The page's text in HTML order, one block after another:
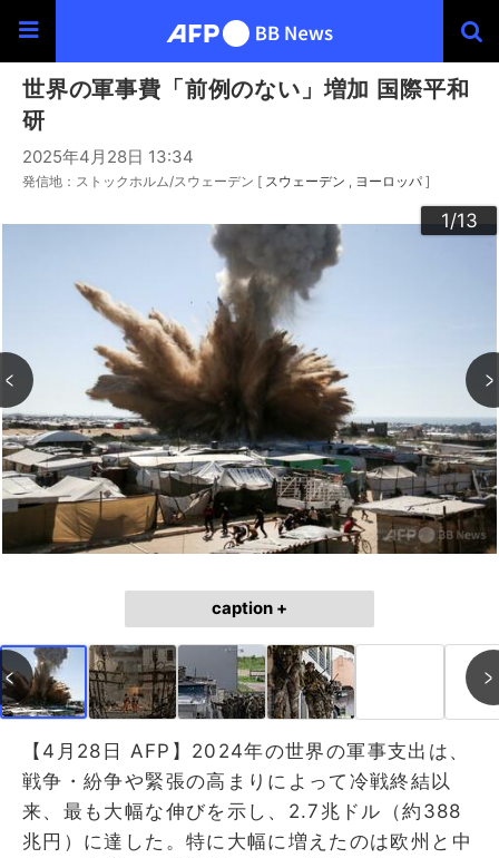
世界の軍事費「前例のない」増加 国際平和
研
2025年4月28日 13:34
発信地：ストックホルム/スウェーデン [ スウェーデン ヨーロッパ ]
1/13
2/13
3/13
4/13
5/13
6/13
7/13
8/13
9/13
10/13
11/13
12/13
13/13
caption +
【4月28日 AFP】2024年の世界の軍事支出は、
戦争・紛争や緊張の高まりによって冷戦終結以
来、最も大幅な伸びを示し、2.7兆ドル（約388
兆円）に達した。特に大幅に増えたのは欧州と中